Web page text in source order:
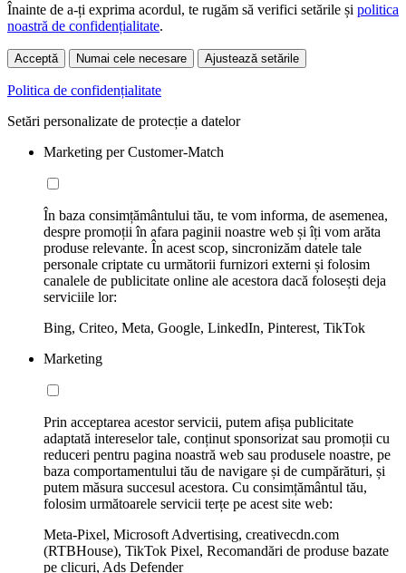
Înainte de a-ți exprima acordul, te rugăm să verifici setările și politica
noastră de confidențialitate.
Acceptă Numai cele necesare Ajustează setările
Politica de confidențialitate
Setări personalizate de protecție a datelor
Marketing per Customer-Match
În baza consimțământului tău, te vom informa, de asemenea,
despre promoții în afara paginii noastre web și îți vom arăta
produse relevante. În acest scop, sincronizăm datele tale
personale criptate cu următorii furnizori externi și folosim
canalele de publicitate online ale acestora dacă folosești deja
serviciile lor:
Bing, Criteo, Meta, Google, LinkedIn, Pinterest, TikTok
Marketing
Prin acceptarea acestor servicii, putem afișa publicitate
adaptată intereselor tale, conținut sponsorizat sau promoții cu
reduceri pentru pagina noastră web sau produsele noastre, pe
baza comportamentului tău de navigare și de cumpărături, și
putem măsura succesul acestora. Cu consimțământul tău,
folosim următoarele servicii terțe pe acest site web:
Meta-Pixel, Microsoft Advertising, creativecdn.com
(RTBHouse), TikTok Pixel, Recomandări de produse bazate
pe clicuri, Ads Defender